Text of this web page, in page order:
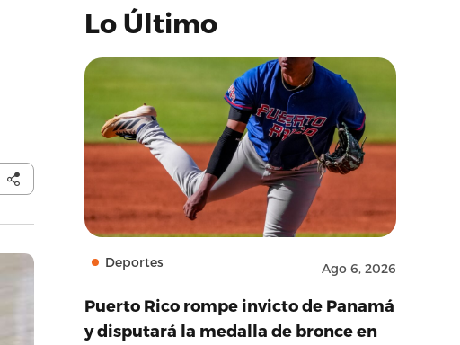
Lo Último
Deportes Ago 6, 2026
Puerto Rico rompe invicto de Panamá
y disputará la medalla de bronce en